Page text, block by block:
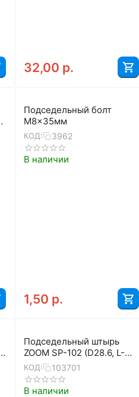
32,00 р.
Подседельный болт
M8x35мм
КОД: 3962
В наличии
1,50 р.
Подседельный штырь
ZOOM SP-102 (D28.6, L-
400, чёрный матовый)
КОД: 103701
В наличии